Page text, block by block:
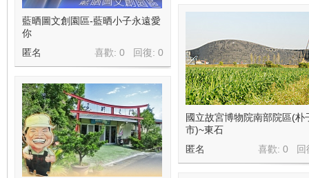
藍晒圖文創園區-藍晒小子永遠愛
你
喜歡: 0 回復: 0
匿名
國立故宮博物院南部院區(朴
市)~東石
喜歡: 0 回
匿名